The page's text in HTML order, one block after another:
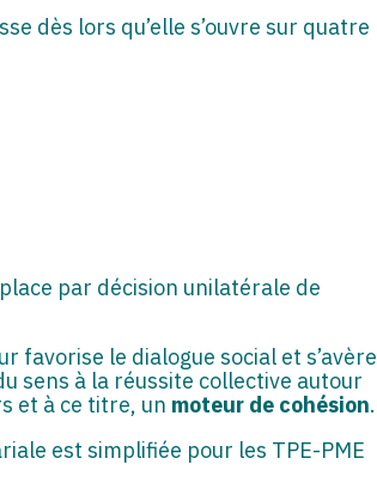
dès lors qu’elle s’ouvre sur quatre
par décision unilatérale de
favorise le dialogue social et s’avère
sens à la réussite collective autour
et à ce titre, un moteur de cohésion.
est simplifiée pour les TPE-PME